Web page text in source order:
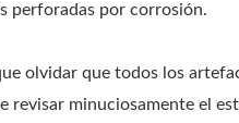
perforadas por corrosión.
olvidar que todos los
revisar minuciosamente el